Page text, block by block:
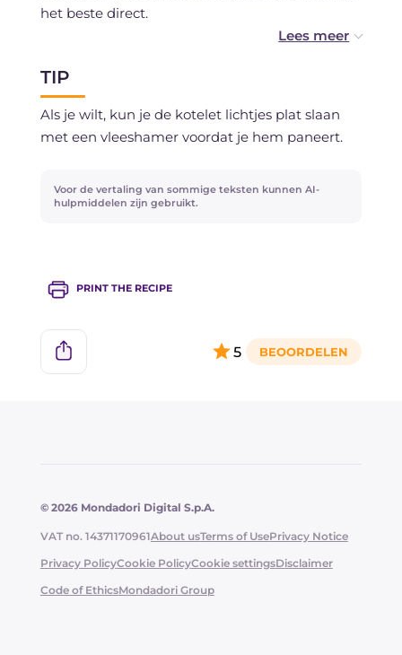
het beste direct.
TIP
Als je wilt, kun je de kotelet lichtjes plat slaan
met een vleeshamer voordat je hem paneert.
Voor de vertaling van sommige teksten kunnen AI-
hulpmiddelen zijn gebruikt.
PRINT THE RECIPE
5
© 2026 Mondadori Digital S.p.A.
VAT no. 14371170961About usTerms of UsePrivacy Notice
Privacy PolicyCookie PolicyCookie settingsDisclaimer
Code of EthicsMondadori Group